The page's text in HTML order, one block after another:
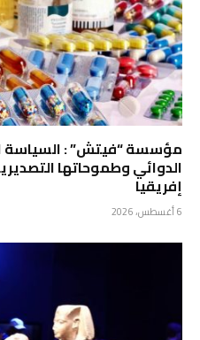
مؤسسة “فيتش” : السياسة
الدوائي وطموحاتها
إفريقيا
6 أغسطس، 2026